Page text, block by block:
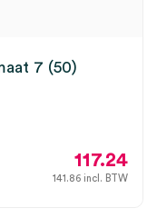
7 (50)
117.24
141.86 incl. BTW